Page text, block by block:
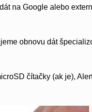
na Google alebo
obnovu dát
čítačky (ak je),